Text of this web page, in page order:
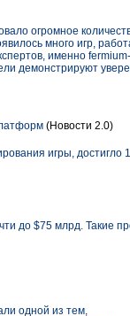
огромное
много игр,
именно
демонстрируют
(Новости 2.0)
игры, достигло
до $75 млрд. Такие
одной из тем,